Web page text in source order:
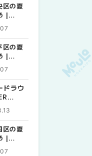
の夏
|
の夏
|
ドラウ
ーパー
をご
の夏
|
札幌市清田区の夏
ベントまとめ |
6
札幌市豊平区の夏
ベントまとめ |
9
夏 札幌市中央区の夏
ベントまとめ |
9
恵庭市・千歳市の
イベントまとめ |
9
辣湯（マーラータ
すめ専門店6選！本
| MouLa
5
最新】新千歳空港で
ない絶対に外せない
イーツ・焼き菓子18選
HOKKAIDO
25
空港】新カードラウ
業。「SUPER
アネックス）」をご
| MouLa
18
札幌市豊平区の夏
ベントまとめ |
9